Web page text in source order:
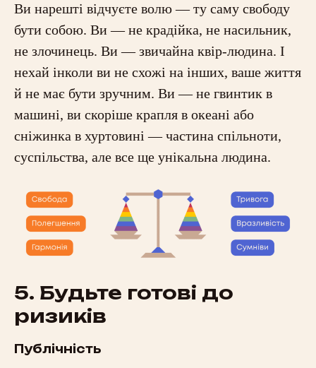
Ви нарешті відчуєте волю — ту саму свободу
бути собою. Ви — не крадійка, не насильник,
не злочинець. Ви — звичайна квір-людина. І
нехай інколи ви не схожі на інших, ваше життя
й не має бути зручним. Ви — не гвинтик в
машині, ви скоріше крапля в океані або
сніжинка в хуртовині — частина спільноти,
суспільства, але все ще унікальна людина.
5. Будьте готові до
ризиків
Публічність